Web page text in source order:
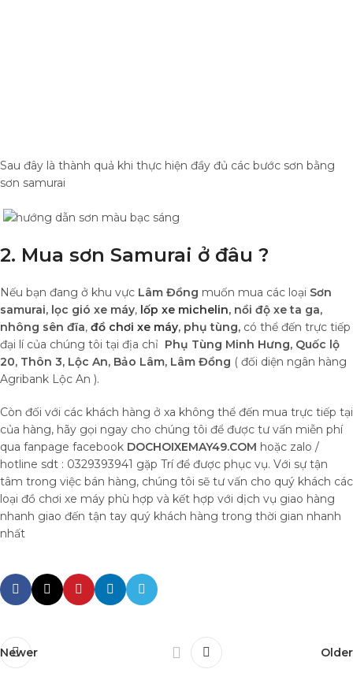
Sau đây là thành quả khi thực hiện đầy đủ các bước sơn bằng
sơn samurai
2. Mua sơn Samurai ở đâu ?
Nếu bạn đang ở khu vực Lâm Đồng muốn mua các loại Sơn
samurai, lọc gió xe máy, lốp xe michelin, nồi độ xe ta ga,
nhông sên đĩa, đồ chơi xe máy, phụ tùng, có thể đến trực tiếp
đại lí của chúng tôi tại địa chỉ Phụ Tùng Minh Hưng, Quốc lộ
20, Thôn 3, Lộc An, Bảo Lâm, Lâm Đồng ( đối diện ngân hàng
Agribank Lộc An ).
Còn đối với các khách hàng ở xa không thể đến mua trực tiếp tại
của hàng, hãy gọi ngay cho chúng tôi để được tư vấn miễn phí
qua fanpage facebook DOCHOIXEMAY49.COM hoặc zalo /
hotline sdt : 0329393941 gặp Trí để được phục vụ. Với sự tận
tâm trong việc bán hàng, chúng tôi sẽ tư vấn cho quý khách các
loại đồ chơi xe máy phù hợp và kết hợp với dịch vụ giao hàng
nhanh giao đến tận tay quý khách hàng trong thời gian nhanh
nhất
Newer Older